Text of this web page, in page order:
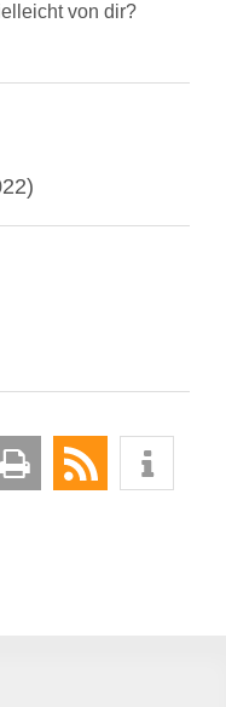
von dir?